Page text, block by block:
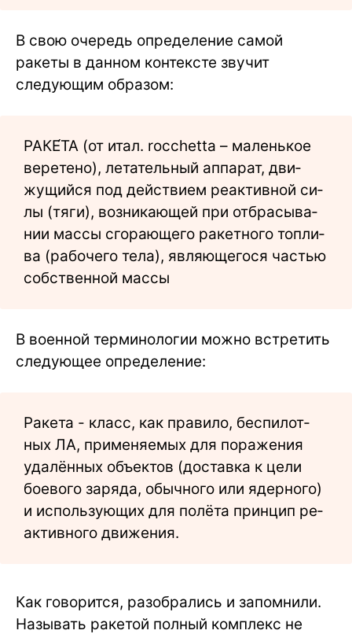
В свою очередь определение самой
ракеты в данном контексте звучит
следующим образом:
РАКЕ́ТА (от итал. rocchetta – ма­лень­кое
ве­ре­те­но), ле­та­тель­ный ап­па­рат, дви­
жущий­ся под дей­ст­ви­ем ре­ак­тив­ной си­
лы (тя­ги), воз­ни­каю­щей при от­бра­сы­ва­
нии мас­сы сго­раю­ще­го ра­кет­но­го то­п­ли­
ва (ра­бо­че­го те­ла), яв­ляю­ще­го­ся ча­стью
собственной мас­сы
В военной терминологии можно встретить
следующее определение:
Ракета - класс, как пра­ви­ло, бес­пи­лот­
ных ЛА, при­ме­няе­мых для по­ра­же­ния
уда­лён­ных объ­ек­тов (до­став­ка к це­ли
бое­во­го за­ря­да, обыч­но­го или ядер­но­го)
и ис­поль­зую­щих для по­лё­та прин­цип ре­
ак­тив­но­го дви­же­ния.
Как говорится, разобрались и запомнили.
Называть ракетой полный комплекс не